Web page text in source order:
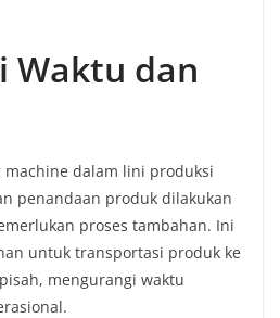
Waktu dan
dalam lini produksi
penandaan produk dilakukan
proses tambahan. Ini
untuk transportasi produk ke
mengurangi waktu